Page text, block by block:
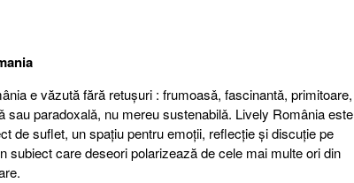
e văzută fără retuşuri : frumoasǎ, fascinantǎ, primitoare,
sau paradoxalǎ, nu mereu sustenabilǎ. Lively România este
de suflet, un spațiu pentru emoții, reflecție şi discuție pe
subiect care deseori polarizează de cele mai multe ori din